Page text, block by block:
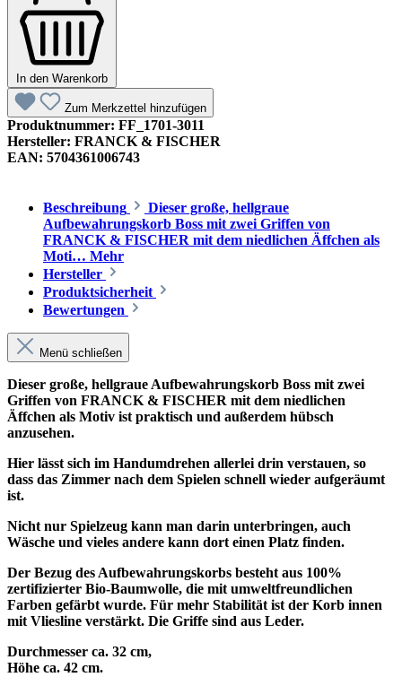
In den Warenkorb
Zum Merkzettel hinzufügen
Produktnummer: FF_1701-3011
Hersteller: FRANCK & FISCHER
EAN: 5704361006743
Beschreibung
Dieser große, hellgraue
Aufbewahrungskorb Boss mit zwei Griffen von
FRANCK & FISCHER mit dem niedlichen Äffchen als
Moti… Mehr
Hersteller
Produktsicherheit
Bewertungen
Menü schließen
Dieser große, hellgraue Aufbewahrungskorb Boss mit zwei
Griffen von FRANCK & FISCHER mit dem niedlichen
Äffchen als Motiv ist praktisch und außerdem hübsch
anzusehen.
Hier lässt sich im Handumdrehen allerlei drin verstauen, so
dass das Zimmer nach dem Spielen schnell wieder aufgeräumt
ist.
Nicht nur Spielzeug kann man darin unterbringen, auch
Wäsche und vieles andere kann dort einen Platz finden.
Der Bezug des Aufbewahrungskorbs besteht aus 100%
zertifizierter Bio-Baumwolle, die mit umweltfreundlichen
Farben gefärbt wurde. Für mehr Stabilität ist der Korb innen
mit Vliesline verstärkt. Die Griffe sind aus Leder.
Durchmesser ca. 32 cm,
Höhe ca. 42 cm.